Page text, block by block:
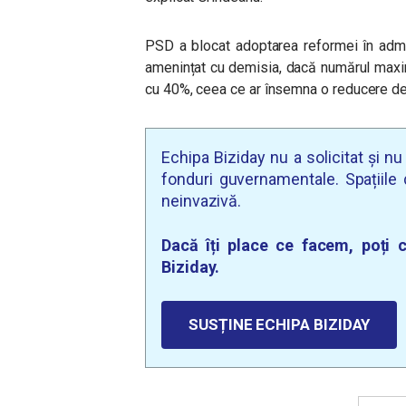
PSD a blocat adoptarea reformei în
amenințat cu demisia, dacă numărul
cu 40%, ceea ce ar însemna o reducere
Echipa Biziday nu a solicitat și
fonduri guvernamentale.
neinvazivă.
Dacă îți place ce facem, poți
Biziday.
SUSȚINE ECHIPA BIZIDAY